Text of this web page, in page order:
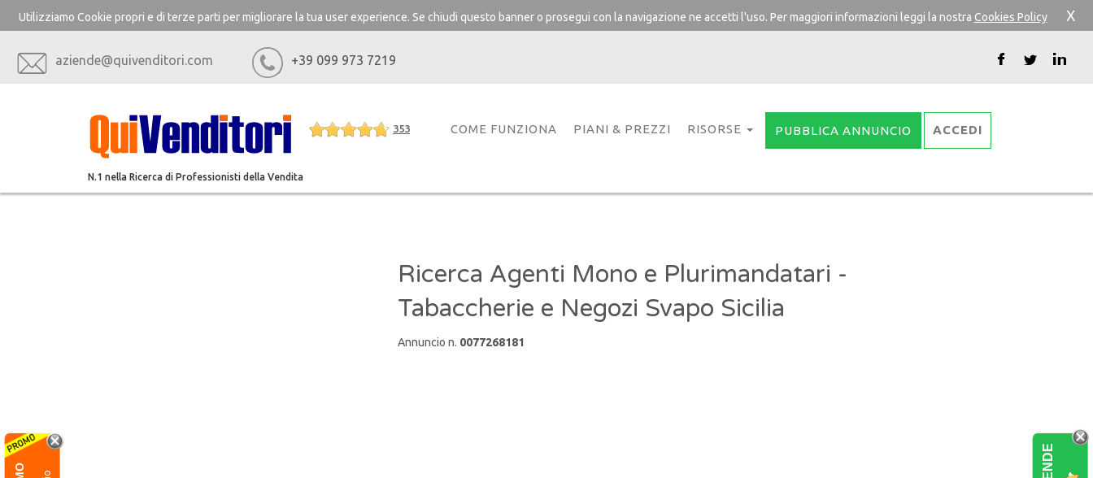
Utilizziamo Cookie propri e di terze parti per migliorare la tua user experience. Se chiudi questo banner o prosegui con la navigazione ne accetti l'uso. Per maggiori informazioni leggi la nostra Cookies Policy X
aziende@quivenditori.com +39 099 973 7219
353
N.1 nella Ricerca di Professionisti della Vendita
COME FUNZIONA PIANI & PREZZI RISORSE PUBBLICA ANNUNCIO ACCEDI
Ricerca Agenti Mono e Plurimandatari -
Tabaccherie e Negozi Svapo Sicilia
Annuncio n. 0077268181